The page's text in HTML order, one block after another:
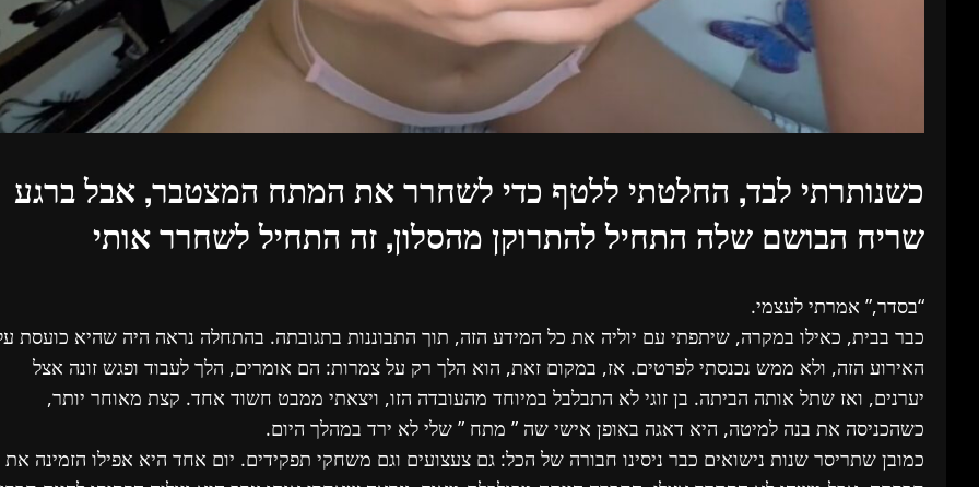
כשנותרתי לבד, החלטתי ללטף כדי לשחרר את המתח המצטבר, אבל ברגע
שריח הבושם שלה התחיל להתרוקן מהסלון, זה התחיל לשחרר אותי
“בסדר,” אמרתי לעצמי.
כבר בבית, כאילו במקרה, שיתפתי עם יוליה את כל המידע הזה, תוך התבוננות בתגובתה. בהתחלה נראה היה שהיא כועסת
האירוע הזה, ולא ממש נכנסתי לפרטים. אז, במקום זאת, הוא הלך רק על צמרות: הם אומרים, הלך לעבוד ופגש זונה אצל
יערנים, ואז שתל אותה הביתה. בן זוגי לא התבלבל במיוחד מהעובדה הזו, ויצאתי ממבט חשוד אחד. קצת מאוחר יותר,
כשהכניסה את בנה למיטה, היא דאגה באופן אישי שה ” מתח ” שלי לא ירד במהלך היום.
כמובן שתריסר שנות נישואים כבר ניסינו חבורה של הכל: גם צעצועים וגם משחקי תפקידים. יום אחד היא אפילו הזמינה את